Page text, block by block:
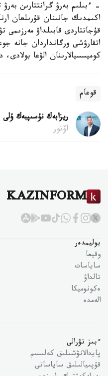
- ءبىلىم بەرۋ گرانتتارىن
اكىمدىك جانىنان قۇرىلعان
قۇجاتتاردى قابىلداۋ مەرزىمى
اتقارۋشى ورگانداردان جانە
كوميسسيالارىنان الۋعا
قوعام
ريزابەك نۇسىپبەك ۇلى
اۆتور
KAZINFORM
بوليمدەر
وقيعا
ساياسات
تالداۋ
ەكونوميكا
الەمدە
ءبىز تۋرالى
پايدالانۋشىلىق كەلىسىم
قۇپىيالىلىق ساياساتى